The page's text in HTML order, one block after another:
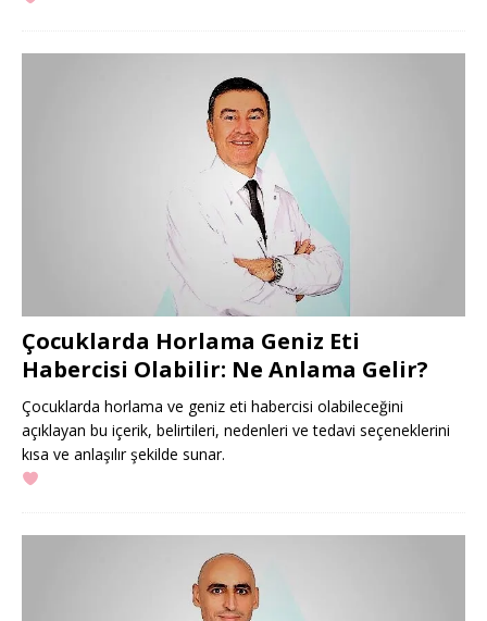
Çocuklarda Horlama Geniz Eti
Habercisi Olabilir: Ne Anlama Gelir?
Çocuklarda horlama ve geniz eti habercisi olabileceğini
açıklayan bu içerik, belirtileri, nedenleri ve tedavi seçeneklerini
kısa ve anlaşılır şekilde sunar.